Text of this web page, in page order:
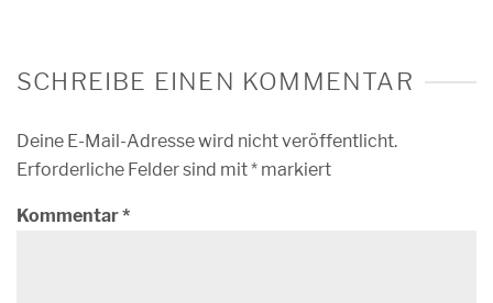
SCHREIBE EINEN KOMMENTAR
Deine E-Mail-Adresse wird nicht veröffentlicht.
Erforderliche Felder sind mit* markiert
Kommentar*